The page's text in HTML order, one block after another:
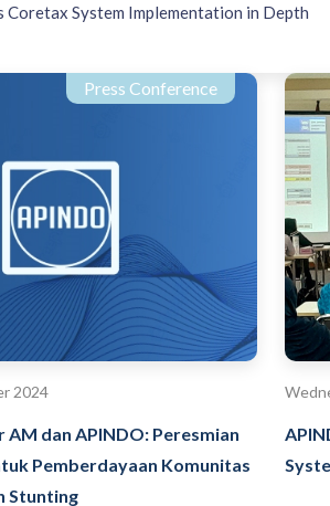
System Implementation in Depth
Press Conference
2024
AM dan APINDO: Peresmian
Pemberdayaan Komunitas
Stunting